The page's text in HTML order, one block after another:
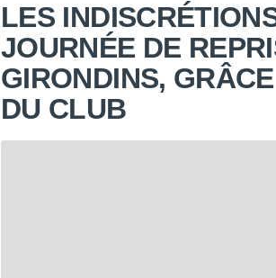
LES
JOURNÉE DE
GIRONDINS,
DU CLUB